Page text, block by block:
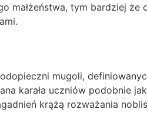
małżeństwa, tym bardziej że
mugoli,
karała uczniów podobnie
krążą rozważania